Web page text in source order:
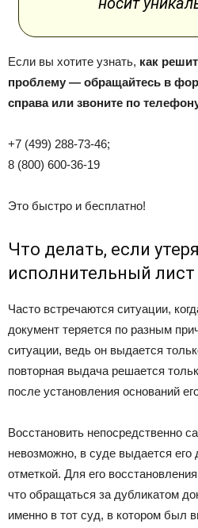
Если вы хотите узнать, как
проблему — обращайтесь в
справа или звоните по
+7 (499) 288-73-46;
8 (800) 600-36-19
Это быстро и бесплатно!
Что делать, если
исполнительный
Часто встречаются ситуации,
документ теряется по разным
ситуации, ведь он выдается
повторная выдача решается
после установления оснований
Восстановить непосредственно
невозможно, в суде выдается его
отметкой. Для его
что обращаться за дубликатом
именно в тот суд, в котором был